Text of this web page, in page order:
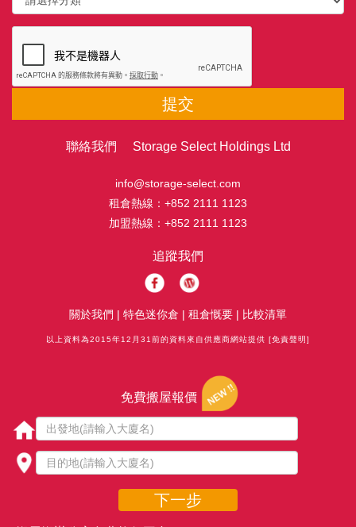
提交
聯絡我們 Storage Select Holdings Ltd
info@storage-select.com
租倉熱線： +852 2111 1123
加盟熱線： +852 2111 1123
追蹤我們
關於我們 | 特色迷你倉 | 租倉慨要 | 比較清單
以上資料為2015年12月31前的資料來自供應商網站提供 [免責聲明]
免費搬屋報價
下一步